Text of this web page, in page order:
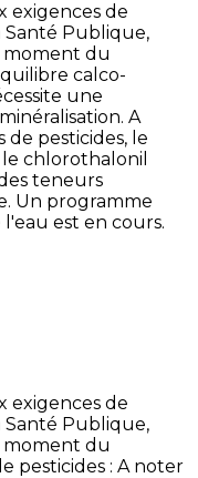
exigences de
Santé Publique,
moment du
calco-
une
A
pesticides, le
chlorothalonil
teneurs
Un programme
est en cours.
exigences de
Santé Publique,
moment du
pesticides : A noter